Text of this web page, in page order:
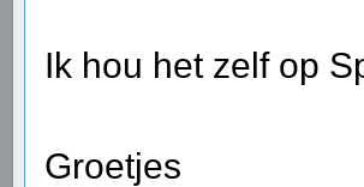
Ik hou het zelf op
Groetjes